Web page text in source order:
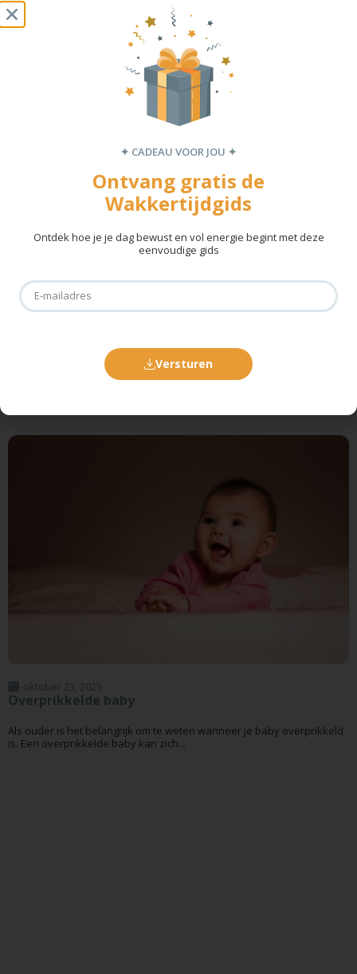
volgende keer wanneer ik een reactie plaats.
✦ SCHRIJF JE IN VOOR DE NIEUWSBRIEF! ✦
Overprikkelde baby
oktober 23, 2025
Als ouder is het belangrijk om te weten wanneer je baby overprikkeld
is. Een overprikkelde baby kan zich...
✦ CADEAU VOOR JOU ✦
Ontvang gratis de
Wakkertijdgids
Ontdek hoe je je dag bewust en vol energie begint met deze
eenvoudige gids
Versturen